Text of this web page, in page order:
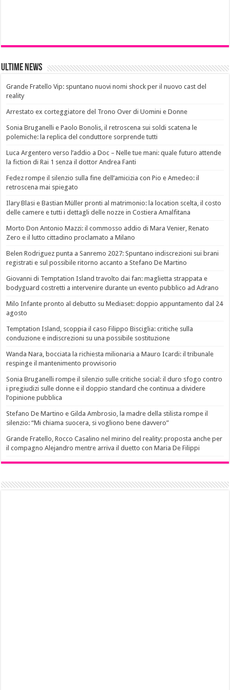
Ultime News
Grande Fratello Vip: spuntano nuovi nomi shock per il nuovo cast del
reality
Arrestato ex corteggiatore del Trono Over di Uomini e Donne
Sonia Bruganelli e Paolo Bonolis, il retroscena sui soldi scatena le
polemiche: la replica del conduttore sorprende tutti
Luca Argentero verso l’addio a Doc – Nelle tue mani: quale futuro attende
la fiction di Rai 1 senza il dottor Andrea Fanti
Fedez rompe il silenzio sulla fine dell’amicizia con Pio e Amedeo: il
retroscena mai spiegato
Ilary Blasi e Bastian Müller pronti al matrimonio: la location scelta, il costo
delle camere e tutti i dettagli delle nozze in Costiera Amalfitana
Morto Don Antonio Mazzi: il commosso addio di Mara Venier, Renato
Zero e il lutto cittadino proclamato a Milano
Belen Rodriguez punta a Sanremo 2027: Spuntano indiscrezioni sui brani
registrati e sul possibile ritorno accanto a Stefano De Martino
Giovanni di Temptation Island travolto dai fan: maglietta strappata e
bodyguard costretti a intervenire durante un evento pubblico ad Adrano
Milo Infante pronto al debutto su Mediaset: doppio appuntamento dal 24
agosto
Temptation Island, scoppia il caso Filippo Bisciglia: critiche sulla
conduzione e indiscrezioni su una possibile sostituzione
Wanda Nara, bocciata la richiesta milionaria a Mauro Icardi: il tribunale
respinge il mantenimento provvisorio
Sonia Bruganelli rompe il silenzio sulle critiche social: il duro sfogo contro
i pregiudizi sulle donne e il doppio standard che continua a dividere
l’opinione pubblica
Stefano De Martino e Gilda Ambrosio, la madre della stilista rompe il
silenzio: “Mi chiama suocera, si vogliono bene davvero”
Grande Fratello, Rocco Casalino nel mirino del reality: proposta anche per
il compagno Alejandro mentre arriva il duetto con Maria De Filippi